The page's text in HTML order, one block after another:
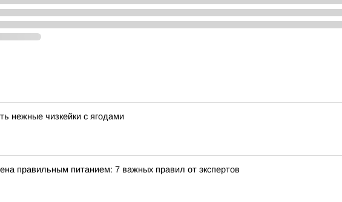
нежные чизкейки с ягодами
правильным питанием: 7 важных правил от экспертов